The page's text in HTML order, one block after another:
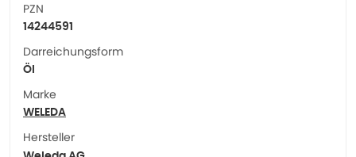
PZN
14244591
Darreichungsform
Öl
Marke
WELEDA
Hersteller